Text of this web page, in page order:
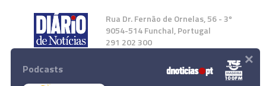
Rua Dr. Fernão de Ornelas, 56 - 3º
9054-514 Funchal, Portugal
291 202 300
Instale a nossa App
Podcasts ×